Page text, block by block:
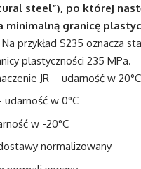
steel”), po której
minimalną granicę
Na przykład S235 oznacza
plastyczności 235 MPa.
JR – udarność w 20°C
udarność w 0°C
w -20°C
normalizowany